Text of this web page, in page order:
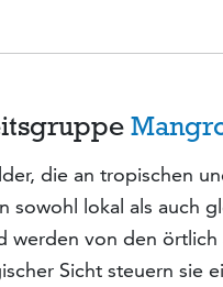
die an tropischen
sowohl lokal als auch
werden von den
Sicht steuern sie